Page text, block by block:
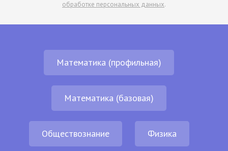
обработке персональных данных.
Математика (профильная)
Математика (базовая)
Обществознание Физика